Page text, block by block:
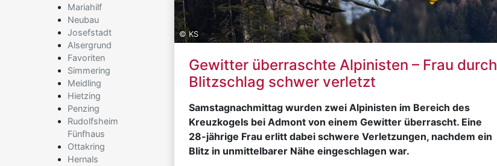
Mariahilf
Neubau
Josefstadt
Alsergrund
Favoriten
Simmering
Meidling
Hietzing
Penzing
Rudolfsheim
Fünfhaus
Ottakring
Hernals
© KS
Gewitter überraschte Alpinisten – Frau durch
Blitzschlag schwer verletzt
Samstagnachmittag wurden zwei Alpinisten im Bereich des
Kreuzkogels bei Admont von einem Gewitter überrascht. Eine
28-jährige Frau erlitt dabei schwere Verletzungen, nachdem ein
Blitz in unmittelbarer Nähe eingeschlagen war.